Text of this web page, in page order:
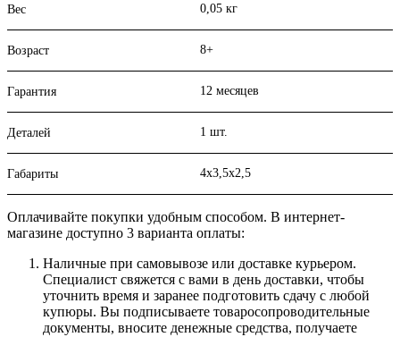
Вес 0,05 кг
Возраст 8+
Гарантия 12 месяцев
Деталей 1 шт.
Габариты 4x3,5x2,5
Оплачивайте покупки удобным способом. В интернет-
магазине доступно 3 варианта оплаты:
Наличные при самовывозе или доставке курьером.
Специалист свяжется с вами в день доставки, чтобы
уточнить время и заранее подготовить сдачу с любой
купюры. Вы подписываете товаросопроводительные
документы, вносите денежные средства, получаете